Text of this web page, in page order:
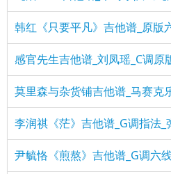
韩红《只要平凡》吉他谱_原版
感官先生吉他谱_刘凤瑶_C调原
莫里森与杂货铺吉他谱_马赛克
李润祺《茫》吉他谱_G调指法_
尹毓恪《煎熬》吉他谱_G调六